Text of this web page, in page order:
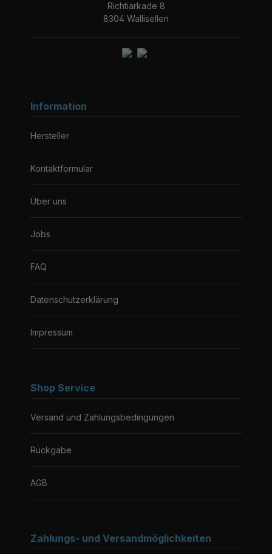
Richtiarkade 8
8304 Wallisellen
Information
Hersteller
Kontaktformular
Über uns
Jobs
FAQ
Datenschutzerklärung
Impressum
Shop Service
Versand und Zahlungsbedingungen
Rückgabe
AGB
Zahlungs- und Versandmöglichkeiten